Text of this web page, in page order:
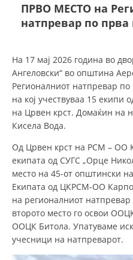
ЕДУКАТИВНО
ПРВО МЕСТО на
натпревар по
На 17 мај 2026 година во
Ангеловски“ во општина
Регионалниот натпревар
на кој учествуваа 15 екипи
на Црвен крст. Домаќин на
Кисела Вода.
Од Црвен крст на РСМ – ОО
екипата од СУГС „Орце
место на 45-от општински
Екипата од ЦКРСМ-ОО
на регионалниот
второто место го освои
ООЦК Битола. Упатуваме
учесници на натпреварот.